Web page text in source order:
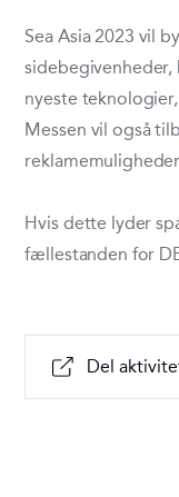
Sea Asia 2023 vil
nyeste
Messen vil også
Hvis dette lyder
fællestanden for
Del